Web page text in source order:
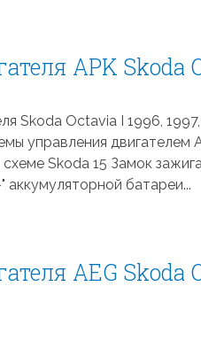
APK Skoda
Skoda Octavia I 1996,
управления двигателем
Skoda 15 Замок
аккумуляторной батареи...
AEG Skoda